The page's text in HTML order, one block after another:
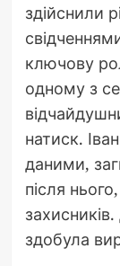
здійснили
ключову
одному з
натиск.
даними,
після
захисників.
здобула